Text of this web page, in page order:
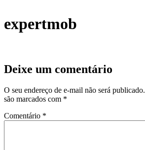
expertmob
Deixe um comentário
O seu endereço de e-mail não será publicado.
são marcados com *
Comentário *